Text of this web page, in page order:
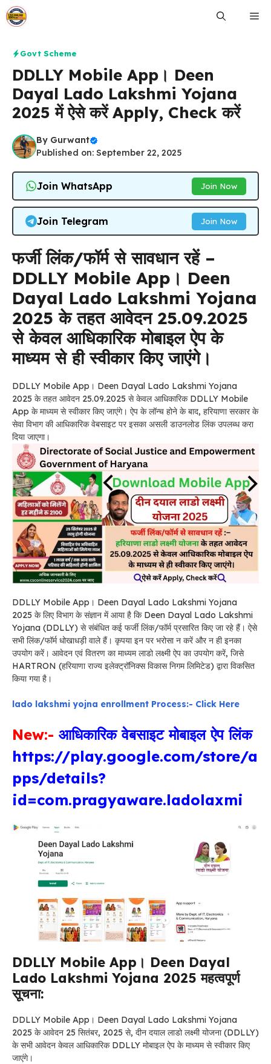
Skip
to
Govt Scheme
DDLLY Mobile App। Deen
Dayal Lado Lakshmi Yojana
2025 में ऐसे करें Apply, Check करें
By Gurwant
Published on: September 22, 2025
Join WhatsApp Join Now
Join Telegram Join Now
फर्जी लिंक/फॉर्म से सावधान रहें –
DDLLY Mobile App। Deen
Dayal Lado Lakshmi Yojana
2025के तहत आवेदन 25.09.2025
से केवल आधिकारिक मोबाइल ऐप के
माध्यम से ही स्वीकार किए जाएंगे।
DDLLY Mobile App। Deen Dayal Lado Lakshmi Yojana
2025 के तहत आवेदन 25.09.2025 से केवल आधिकारिक DDLLY Mobile
App के माध्यम से स्वीकार किए जाएंगे। ऐप के लॉन्च होने के बाद, हरियाणा सरकार के
सेवा विभाग की आधिकारिक वेबसाइट पर इसका असली डाउनलोड लिंक उपलब्ध करा
दिया जाएगा।
DDLLY Mobile App। Deen Dayal Lado Lakshmi Yojana
2025 के लिएविभाग के संज्ञान में आया है कि Deen Dayal Lado Lakshmi
Yojana (DDLLY) से संबंधित कई फर्जी लिंक/फॉर्म प्रसारित किए जा रहे हैं। ऐसे
सभी लिंक/फॉर्म धोखाधड़ी वाले हैं। कृपया इन पर भरोसा न करें और न ही इनका
उपयोग करें। आवेदन एवं वितरण का माध्यम लाडो लक्ष्मी ऐप का उपयोग करें, जिसे
HARTRON (हरियाणा राज्य इलेक्ट्रॉनिक्स विकास निगम लिमिटेड) द्वारा विकसित
किया गया है।
lado lakshmi yojna enrollment Process:- Click Here
New:- आधिकारिक वेबसाइट मोबाइल ऐप लिंक
https://play.google.com/store/a
pps/details?
id=com.pragyaware.ladolaxmi
DDLLY Mobile App। Deen Dayal
Lado Lakshmi Yojana 2025 महत्वपूर्ण
सूचना:
DDLLY Mobile App। Deen Dayal Lado Lakshmi Yojana
2025 के आवेदन 25 सितंबर, 2025 से, दीन दयाल लाडो लक्ष्मी योजना (DDLLY)
के सभी आवेदन केवल आधिकारिक DDLLY मोबाइल ऐप के माध्यम से स्वीकार किए
जाएंगे।